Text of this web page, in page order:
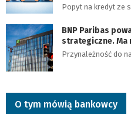
Popyt na kredyt ze
BNP Paribas
strategiczne. Ma
Przynależność do
O tym mówią bankowcy